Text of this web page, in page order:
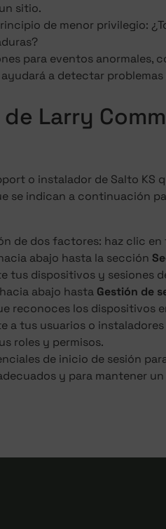
sitio.
de menor privilegio:
para eventos anormales,
a detectar problemas
Larry
o instalador de Salto KS
se indican a continuación
de dos factores: haz clic
abajo hasta la sección
tus dispositivos y sesiones
abajo hasta Gestión de
reconoces los dispositivos
a tus usuarios o
roles y permisos.
de inicio de sesión
y para mantener